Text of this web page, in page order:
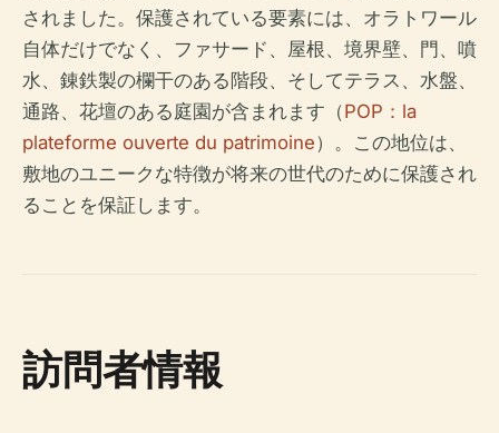
されました。保護されている要素には、オラトワール
自体だけでなく、ファサード、屋根、境界壁、門、噴
水、錬鉄製の欄干のある階段、そしてテラス、水盤、
通路、花壇のある庭園が含まれます（POP：la
plateforme ouverte du patrimoine）。この地位は、
敷地のユニークな特徴が将来の世代のために保護され
ることを保証します。
訪問者情報